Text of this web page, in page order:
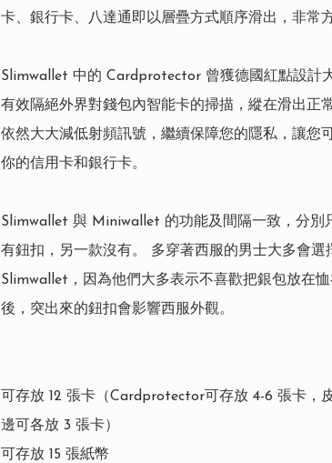
卡、銀行卡、八達通即以層疊方式順序滑出，非常
Slimwallet 中的 Cardprotector 曾獲德國紅點設計
有效隔絕外界對錢包內智能卡的掃描，縱在滑出正
依然大大減低射頻訊號，繼續保障您的隱私，讓您
你的信用卡和銀行卡。
Slimwallet 與 Miniwallet 的功能及間隔一致，分別
有鈕扣，另一款沒有。 多穿著西服的男士大多會選
Slimwallet，因為他們大多表示不喜歡把銀包放在
後，突出來的鈕扣會影響西服外觀。
可存放 12 張卡（Cardprotector可存放 4-6 張卡，
邊可各放 3 張卡）
可存放 15 張紙幣